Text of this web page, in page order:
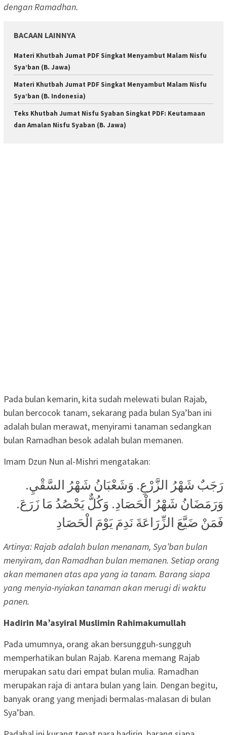
dengan Ramadhan.
BACAAN LAINNYA
Materi Khutbah Jumat PDF Singkat Menyambut Malam Nisfu
Sya’ban (B. Jawa)
Materi Khutbah Jumat PDF Singkat Menyambut Malam Nisfu
Sya’ban (B. Indonesia)
Teks Khutbah Jumat Nisfu Syaban Singkat PDF: Keutamaan
dan Amalan Nisfu Syaban (B. Jawa)
Pada bulan kemarin, kita sudah melewati bulan Rajab,
bulan bercocok tanam, sekarang pada bulan Sya’ban ini
adalah bulan merawat, menyirami tanaman sedangkan
bulan Ramadhan besok adalah bulan memanen.
Imam Dzun Nun al-Mishri mengatakan:
وَرَمَضَانُ شَهْرُ الْحَصَادِ. وَكُلٌّ يَحْصُدُ مَا زَرَعَ.
فَمَنْ ضَيَّعَ الزِّرَاعَةَ نَدِمَ يَوْمَ الْحَصَادِ
Artinya: Rajab adalah bulan menanam, Sya’ban bulan
menyiram, dan Ramadhan bulan memanen. Setiap orang
akan memanen atas apa yang ia tanam. Barang siapa
yang menyia-nyiakan tanaman akan merugi di waktu
panen.
Hadirin Ma’asyiral Muslimin Rahimakumullah
Pada umumnya, orang akan bersungguh-sungguh
memperhatikan bulan Rajab. Karena memang Rajab
merupakan satu dari empat bulan mulia. Ramadhan
merupakan raja di antara bulan yang lain. Dengan begitu,
banyak orang yang menjadi bermalas-malasan di bulan
Sya’ban.